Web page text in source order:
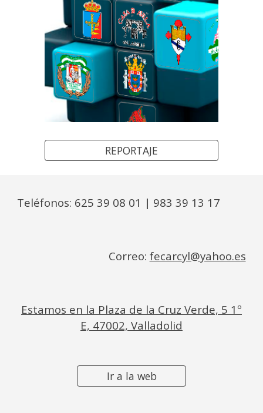
REPORTAJE
Teléfonos: 625 39 08 01 | 983 39 13 17
Correo: fecarcyl@yahoo.es
Estamos en la Plaza de la Cruz Verde, 5 1º
E, 47002, Valladolid
Ir a la web